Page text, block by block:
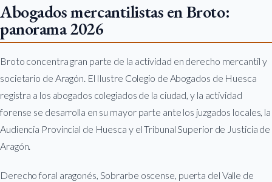
Abogados mercantilistas en Broto:
panorama 2026
Broto concentra gran parte de la actividad en derecho mercantil y
societario de Aragón. El Ilustre Colegio de Abogados de Huesca
registra a los abogados colegiados de la ciudad, y la actividad
forense se desarrolla en su mayor parte ante los juzgados locales, la
Audiencia Provincial de Huesca y el Tribunal Superior de Justicia de
Aragón.
Derecho foral aragonés, Sobrarbe oscense, puerta del Valle de